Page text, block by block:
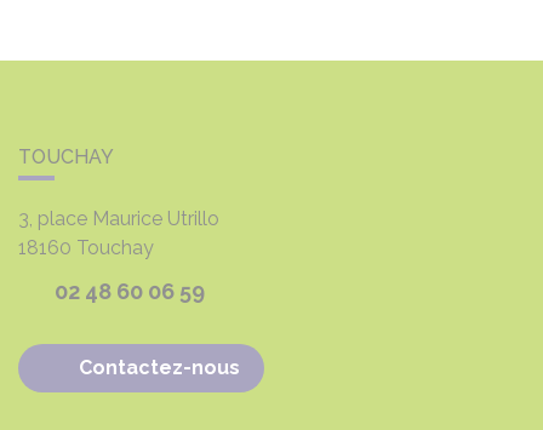
TOUCHAY
3, place Maurice Utrillo
18160 Touchay
02 48 60 06 59
Contactez-nous